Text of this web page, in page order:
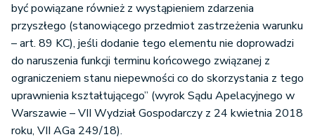
być powiązane również z wystąpieniem zdarzenia
przyszłego (stanowiącego przedmiot zastrzeżenia warunku
– art. 89 KC), jeśli dodanie tego elementu nie doprowadzi
do naruszenia funkcji terminu końcowego związanej z
ograniczeniem stanu niepewności co do skorzystania z tego
uprawnienia kształtującego” (wyrok Sądu Apelacyjnego w
Warszawie – VII Wydział Gospodarczy z 24 kwietnia 2018
roku, VII AGa 249/18).